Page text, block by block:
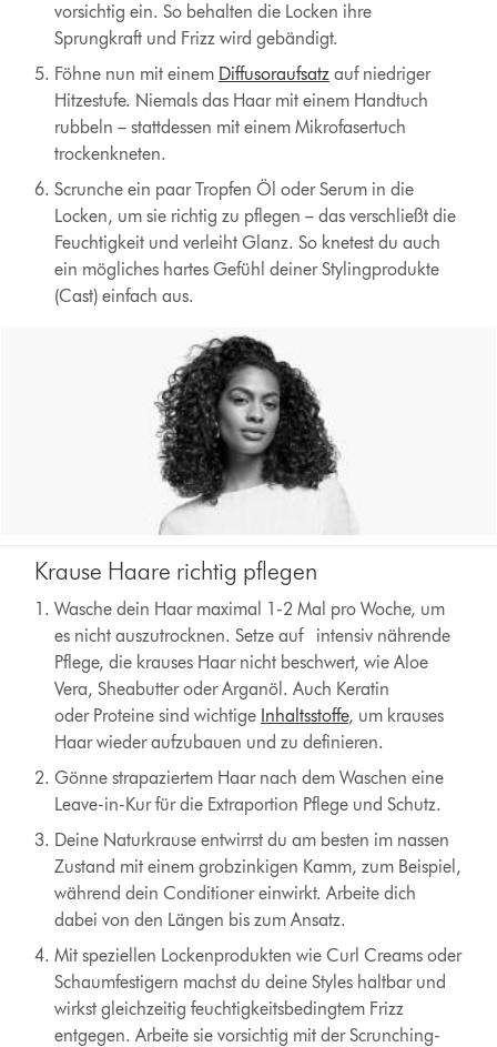
vorsichtig ein. So behalten die Locken ihre
Sprungkraft und Frizz wird gebändigt.
Föhne nun mit einem Diffusoraufsatzauf niedriger
Hitzestufe. Niemals das Haar mit einem Handtuch
rubbeln – stattdessen mit einem Mikrofasertuch
trockenkneten.
Scrunche ein paar Tropfen Öl oder Serum in die
Locken, um sie richtig zu pflegen – das verschließt die
Feuchtigkeit und verleiht Glanz. So knetest du auch
ein mögliches hartes Gefühl deiner Stylingprodukte
(Cast) einfach aus.
Krause Haare richtig pflegen
Wasche dein Haar maximal 1-2 Mal pro Woche, um
es nicht auszutrocknen. Setze auf intensiv nährende
Pflege, die krauses Haar nicht beschwert, wie Aloe
Vera, Sheabutter oder Arganöl. Auch Keratin
oder Proteine sind wichtige Inhaltsstoffe, um krauses
Haar wieder aufzubauen und zu definieren.
Gönne strapaziertem Haar nach dem Waschen eine
Leave-in-Kur für die Extraportion Pflege und Schutz.
Deine Naturkrause entwirrst du am besten im nassen
Zustand mit einem grobzinkigen Kamm, zum Beispiel,
während dein Conditioner einwirkt. Arbeite dich
dabei von den Längen bis zum Ansatz.
Mit speziellen Lockenprodukten wie Curl Creams oder
Schaumfestigern machst du deine Styles haltbar und
wirkst gleichzeitig feuchtigkeitsbedingtem Frizz
entgegen. Arbeite sie vorsichtig mit der Scrunching-